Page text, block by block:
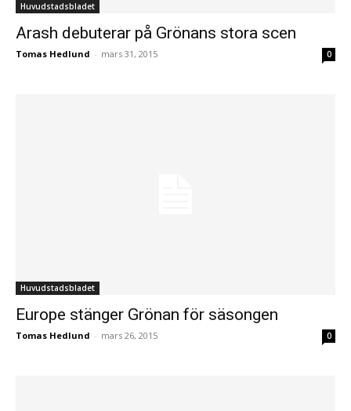
Huvudstadsbladet
Arash debuterar på Grönans stora scen
Tomas Hedlund - mars 31, 2015 0
Huvudstadsbladet
Europe stänger Grönan för säsongen
Tomas Hedlund - mars 26, 2015 0